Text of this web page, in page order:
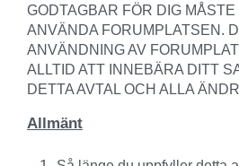
GODTAGBAR FÖR DIG
ANVÄNDA FORUMPLATSEN.
ANVÄNDNING AV
ALLTID ATT INNEBÄRA DITT
DETTA AVTAL OCH ALLA
Allmänt